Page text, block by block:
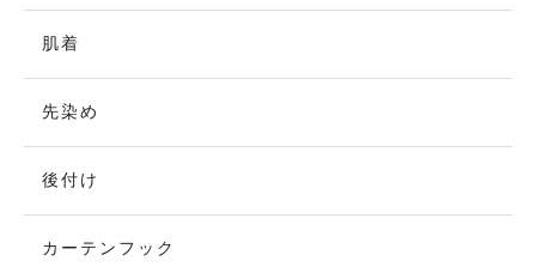
肌着
先染め
後付け
カーテンフック